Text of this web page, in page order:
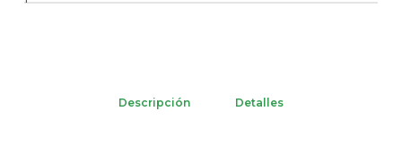
Descripción Detalles